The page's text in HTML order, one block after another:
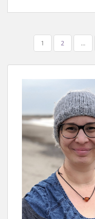
BEITRÄGE
1 2 …